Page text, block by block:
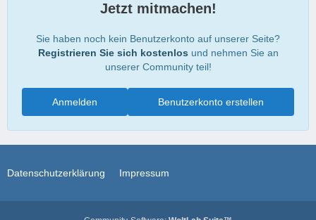
Jetzt mitmachen!
Sie haben noch kein Benutzerkonto auf unserer Seite?
Registrieren Sie sich kostenlos und nehmen Sie an
unserer Community teil!
Benutzerkonto erstellen
Anmelden
Datenschutzerklärung Impressum